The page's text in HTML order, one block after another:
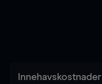
Innehavskostnader